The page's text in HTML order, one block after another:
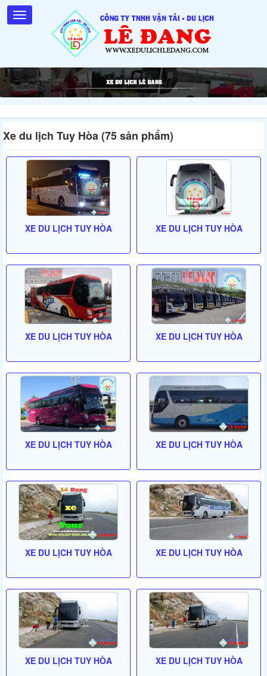
Xe du lịch Tuy Hòa (75 sản phẩm)
XE DU LỊCH TUY HÒA XE DU LỊCH TUY HÒA
XE DU LỊCH TUY HÒA XE DU LỊCH TUY HÒA
XE DU LỊCH TUY HÒA XE DU LỊCH TUY HÒA
XE DU LỊCH TUY HÒA XE DU LỊCH TUY HÒA
XE DU LỊCH TUY HÒA XE DU LỊCH TUY HÒA